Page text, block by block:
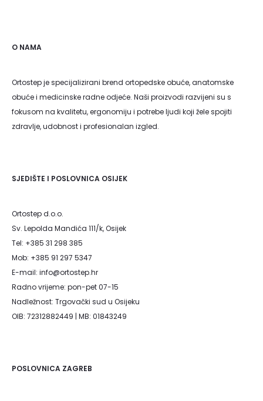
a
l
o
z
i
k
a
O NAMA
Ortostep je specijalizirani brend ortopedske obuće, anatomske
obuće i medicinske radne odjeće. Naši proizvodi razvijeni su s
fokusom na kvalitetu, ergonomiju i potrebe ljudi koji žele spojiti
zdravlje, udobnost i profesionalan izgled.
SJEDIŠTE I POSLOVNICA OSIJEK
Ortostep d.o.o.
Sv. Lepolda Mandića 111/k, Osijek
Tel: +385 31 298 385
Mob: +385 91 297 5347
E-mail: info@ortostep.hr
Radno vrijeme: pon-pet 07-15
Nadležnost: Trgovački sud u Osijeku
OIB: 72312882449 | MB: 01843249
POSLOVNICA ZAGREB